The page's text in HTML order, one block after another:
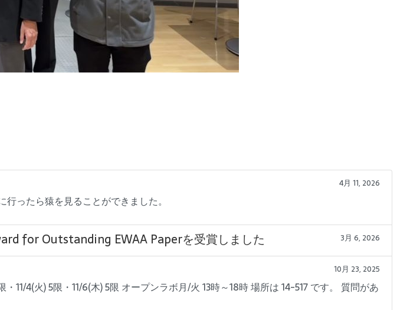
4月 11, 2026
ったら猿を見ることができました。
for Outstanding EWAA Paperを受賞しました 3月 6, 2026
10月 23, 2025
4(火) 5限・11/6(木) 5限 オープンラボ月/火 13時～18時 場所は 14-517 です。 質問があ